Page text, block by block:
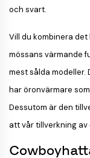
och svart.
Vill du kombinera
mössans värmande
mest sålda modeller.
har öronvärmare
Dessutom är den
att vår tillverkning av